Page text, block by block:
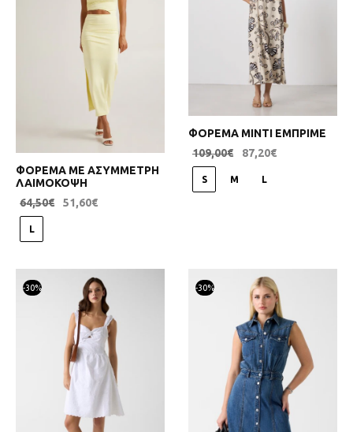
ΦΟΡΕΜΑ ΜΕ ΑΣΥΜΜΕΤΡΗ
ΛΑΙΜΟΚΟΨΗ
64,50€ 51,60€
L
ΦΟΡΕΜΑ ΜΙΝΤΙ ΕΜΠΡΙΜΕ
109,00€ 87,20€
S M L
-30% -30%